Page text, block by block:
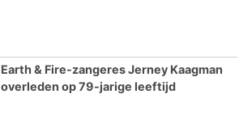
Earth & Fire-zangeres Jerney Kaagman
overleden op 79-jarige leeftijd